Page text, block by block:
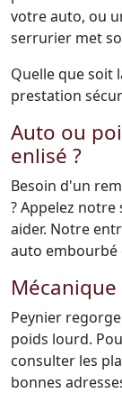
votre auto, ou
serrurier met
Quelle que soit
prestation
Auto ou
enlisé ?
Besoin d'un
? Appelez
aider. Notre
auto embourbé
Peynier
poids lourd.
consulter les
bonnes